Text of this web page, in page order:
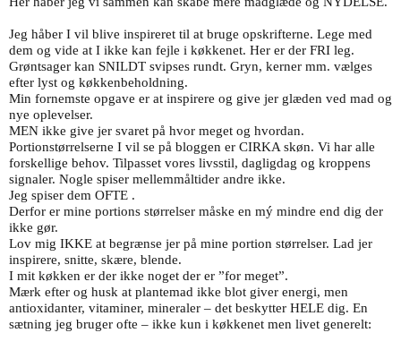
Jeg håber I vil blive inspireret til at bruge opskrifterne. Lege med
dem og vide at I ikke kan fejle i køkkenet. Her er der FRI leg.
Grøntsager kan SNILDT svipses rundt. Gryn, kerner mm. vælges
efter lyst og køkkenbeholdning.
Min fornemste opgave er at inspirere og give jer glæden ved mad og
nye oplevelser.
MEN ikke give jer svaret på hvor meget og hvordan.
Portionstørrelserne I vil se på bloggen er CIRKA skøn. Vi har alle
forskellige behov. Tilpasset vores livsstil, dagligdag og kroppens
signaler. Nogle spiser mellemmåltider andre ikke.
Jeg spiser dem OFTE .
Derfor er mine portions størrelser måske en mý mindre end dig der
ikke gør.
Lov mig IKKE at begrænse jer på mine portion størrelser. Lad jer
inspirere, snitte, skære, blende.
I mit køkken er der ikke noget der er ”for meget”.
Mærk efter og husk at plantemad ikke blot giver energi, men
antioxidanter, vitaminer, mineraler – det beskytter HELE dig. En
sætning jeg bruger ofte – ikke kun i køkkenet men livet generelt: